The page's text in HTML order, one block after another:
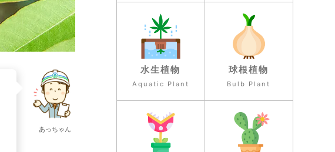
あっちゃん
水生植物
Aquatic Plant
球根植物
Bulb Plant